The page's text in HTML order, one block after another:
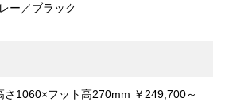
ー／ブラック
1060×フット高270mm ￥249,700～